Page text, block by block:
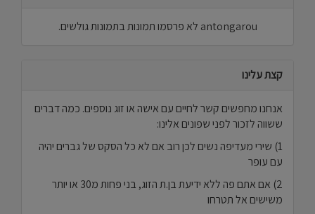
antongarou לא פרסמו תמונות בתמונות גולשים.
קצת עלינו
אנחנו מחפשים קשר לחיים עם אישה או זוג נוספים. כמה דברים
ששווה לזכור לפני שפונים אלינו:
1) שירי מעדיפה נשים לכן רוב אם לא כל הסקס של גברים יהיה
עם עופר
2) אם אתם פה ללא ידיעת בן.ת הזוג, בני פחות מ30 או יותר
משישים אל תטרחו